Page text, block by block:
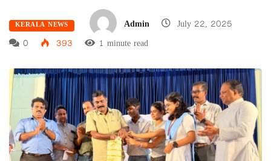
KERALA NEWS Admin
July 22, 2025
0
393 1 minute read